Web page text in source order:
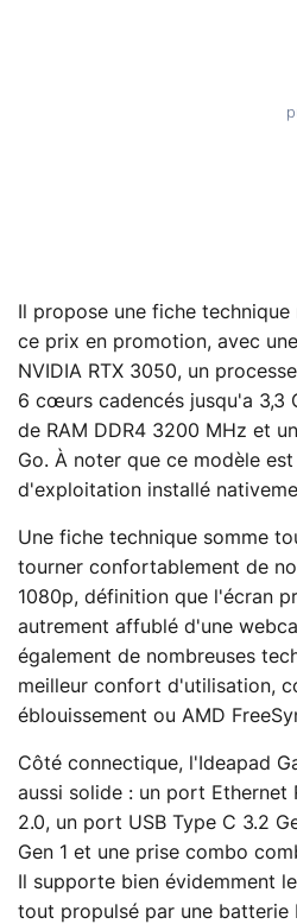
Il propose une fiche
ce prix en promotion, avec
NVIDIA RTX 3050, un
6 cœurs cadencés jusqu'a 3,3
de RAM DDR4 3200 MHz et
Go. À noter que ce modèle
d'exploitation installé
Une fiche technique somme
tourner confortablement de
1080p, définition que l'écran
autrement affublé d'une
également de nombreuses
meilleur confort d'utilisation,
éblouissement ou AMD
Côté connectique, l'Ideapad
aussi solide : un port Ethernet
2.0, un port USB Type C 3.2
Gen 1 et une prise combo
Il supporte bien évidemment
tout propulsé par une batterie